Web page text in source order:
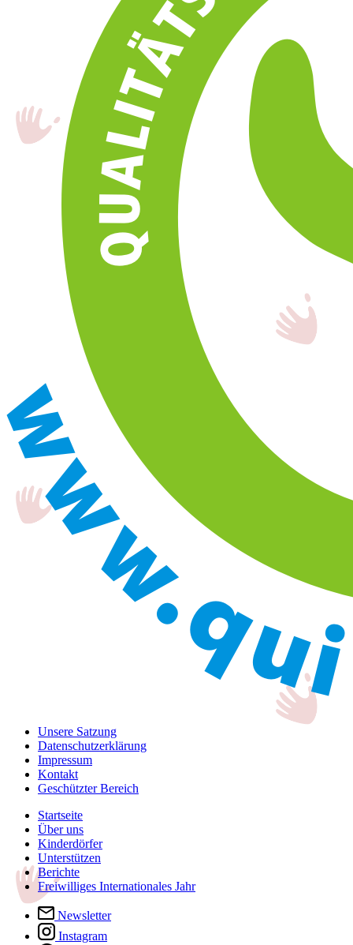
Unsere Satzung
Datenschutzerklärung
Impressum
Kontakt
Geschützter Bereich
Startseite
Über uns
Kinderdörfer
Unterstützen
Berichte
Freiwilliges Internationales Jahr
Newsletter
Instagram